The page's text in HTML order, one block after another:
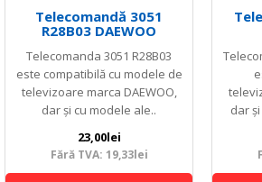
Telecomandă 3051
R28B03 DAEWOO
Telecomanda 3051 R28B03
este compatibilă cu modele de
televizoare marca DAEWOO,
dar și cu modele ale..
23,00lei
Fără TVA: 19,33lei
dar